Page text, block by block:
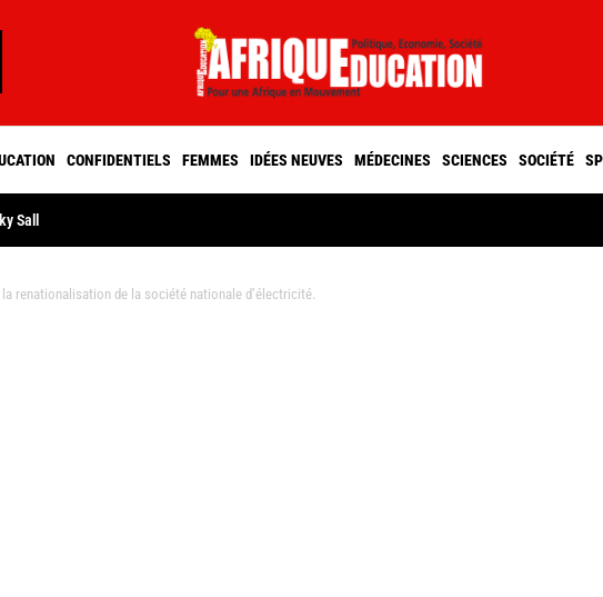
CONFIDENTIELS FEMMES IDÉES NEUVES MÉDECINES SCIENCES SOCIÉTÉ
Sall
la renationalisation de la société nationale d’électricité.